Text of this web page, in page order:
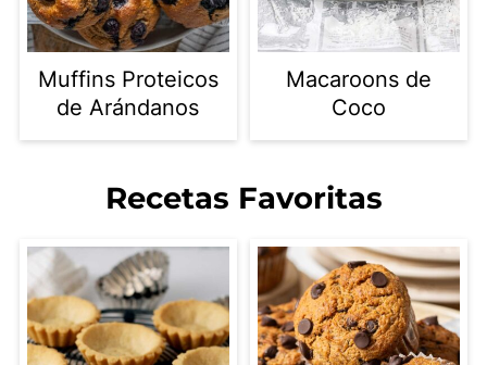
Muffins Proteicos
de Arándanos
Macaroons de
Coco
Recetas Favoritas